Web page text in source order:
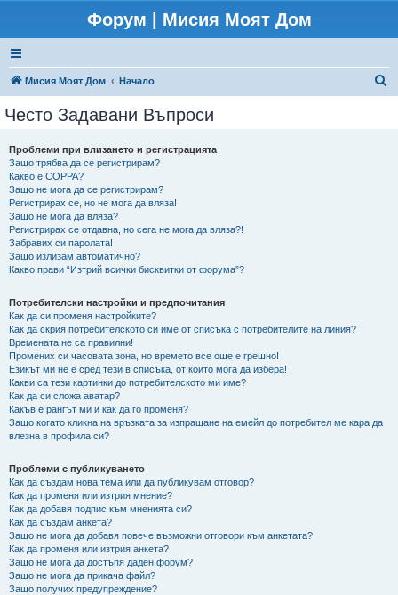
Форум | Мисия Моят Дом
Мисия Моят Дом Начало
Често Задавани Въпроси
Проблеми при влизането и регистрацията
Защо трябва да се регистрирам?
Какво е COPPA?
Защо не мога да се регистрирам?
Регистрирах се, но не мога да вляза!
Защо не мога да вляза?
Регистрирах се отдавна, но сега не мога да вляза?!
Забравих си паролата!
Защо излизам автоматично?
Какво прави “Изтрий всички бисквитки от форума”?
Потребителски настройки и предпочитания
Как да си променя настройките?
Как да скрия потребителското си име от списъка с потребителите на линия?
Времената не са правилни!
Промених си часовата зона, но времето все още е грешно!
Езикът ми не е сред тези в списъка, от които мога да избера!
Какви са тези картинки до потребителското ми име?
Как да си сложа аватар?
Какъв е рангът ми и как да го променя?
Защо когато кликна на връзката за изпращане на емейл до потребител ме кара да
влезна в профила си?
Проблеми с публикуването
Как да създам нова тема или да публикувам отговор?
Как да променя или изтрия мнение?
Как да добавя подпис към мненията си?
Как да създам анкета?
Защо не мога да добавя повече възможни отговори към анкетата?
Как да променя или изтрия анкета?
Защо не мога да достъпя даден форум?
Защо не мога да прикача файл?
Защо получих предупреждение?